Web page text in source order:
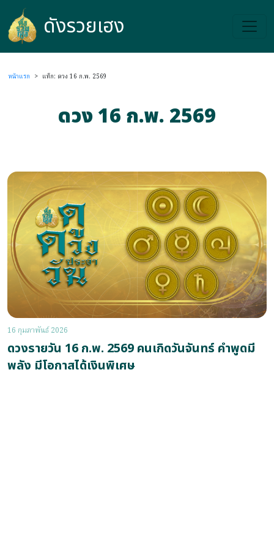
ดังรวยเฮง
ดังรวยเฮง
หน้าแรก > แท็ก: ดวง 16 ก.พ. 2569
ดวง 16 ก.พ. 2569
16 กุมภาพันธ์ 2026
ดวงรายวัน 16 ก.พ. 2569 คนเกิดวันจันทร์ คำพูดมี
พลัง มีโอกาสได้เงินพิเศษ